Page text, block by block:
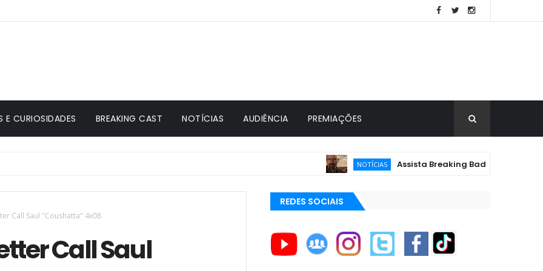
E CURIOSIDADES BREAKING CAST NOTÍCIAS AUDIÊNCIA PREMIAÇÕES
NOTÍCIAS Assista Breaking Bad de GRAÇA 24
Call Saul "Coushatta" 4x08
Call Saul
REDES SOCIAIS